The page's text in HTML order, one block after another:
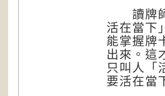
讀牌師
活在當下
能掌握牌
出來。這
只叫人「
要活在當